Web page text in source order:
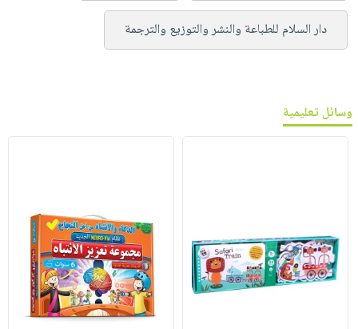
دار السلام للطباعة والنشر والتوزيع والترجمة
وسائل تعليمية